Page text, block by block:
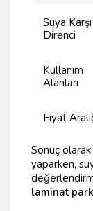
Suya Karşı
Direnci
Kullanım
Alanları
Fiyat
Sonuç olarak,
yaparken,
laminat